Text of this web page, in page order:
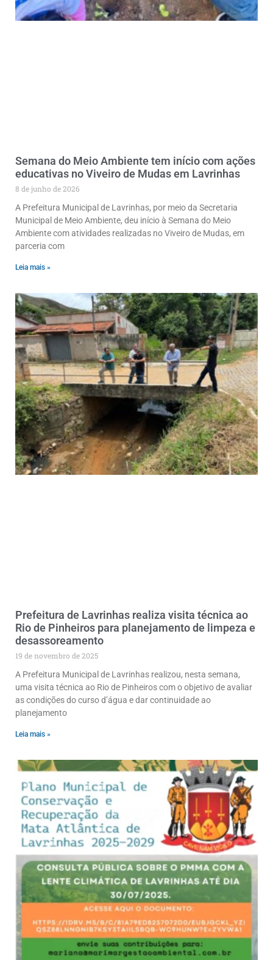
Semana do Meio Ambiente tem início com ações
educativas no Viveiro de Mudas em Lavrinhas
8 de junho de 2026
A Prefeitura Municipal de Lavrinhas, por meio da Secretaria
Municipal de Meio Ambiente, deu início à Semana do Meio
Ambiente com atividades realizadas no Viveiro de Mudas, em
parceria com
Leia mais »
Prefeitura de Lavrinhas realiza visita técnica ao
Rio de Pinheiros para planejamento de limpeza e
desassoreamento
19 de novembro de 2025
A Prefeitura Municipal de Lavrinhas realizou, nesta semana,
uma visita técnica ao Rio de Pinheiros com o objetivo de avaliar
as condições do curso d’água e dar continuidade ao
planejamento
Leia mais »